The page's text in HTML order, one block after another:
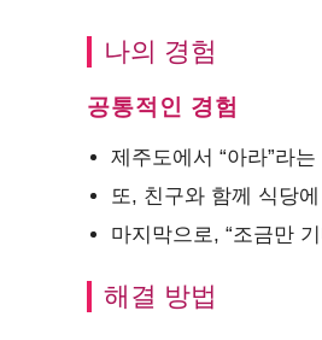
나의 경험
공통적인 경험
제주도에서 “아라”라
또, 친구와 함께 식당
마지막으로, “조금만
해결 방법